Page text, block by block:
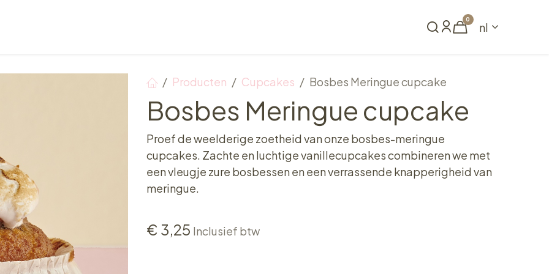
0
nl
Producten Cupcakes Bosbes Meringue cupcake
Bosbes Meringue cupcake
Proef de weelderige zoetheid van onze bosbes-meringue
cupcakes. Zachte en luchtige vanillecupcakes combineren we met
een vleugje zure bosbessen en een verrassende knapperigheid van
meringue.
€ 3,25 Inclusief btw